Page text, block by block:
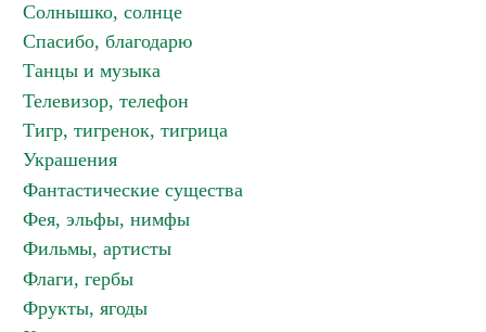
Солнышко, солнце
Спасибо, благодарю
Танцы и музыка
Телевизор, телефон
Тигр, тигренок, тигрица
Украшения
Фантастические существа
Фея, эльфы, нимфы
Фильмы, артисты
Флаги, гербы
Фрукты, ягоды